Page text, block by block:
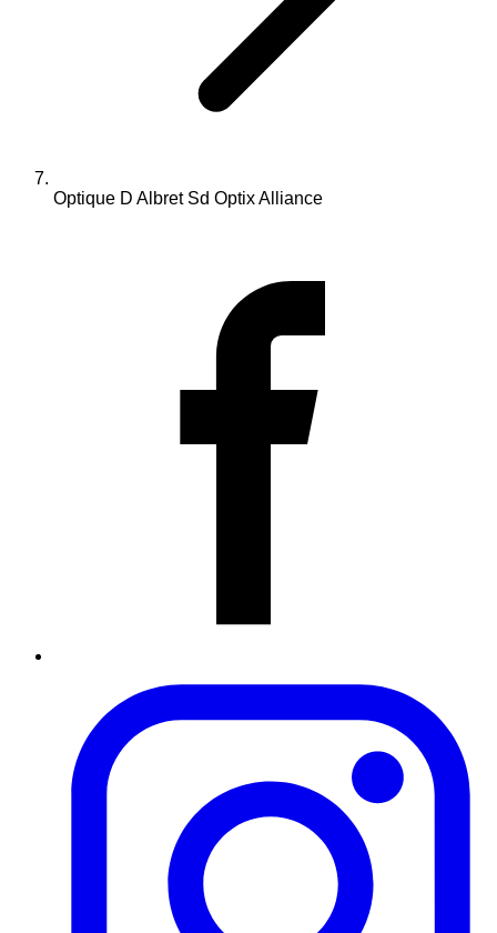
Optique D Albret Sd Optix Alliance